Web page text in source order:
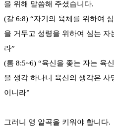
을 위해 말씀해 주셨습니다.
(갈 6:8) “자기의 육체를 위하여
을 거두고 성령을 위하여 심는 자
라”
(롬 8:5~6) “육신을 좇는 자는 육
을 생각 하나니 육신의 생각은
이니라”
그러니 영 알곡을 키워야 합니다.